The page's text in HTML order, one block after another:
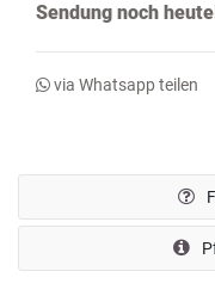
Sendung noch
via Whatsapp teilen